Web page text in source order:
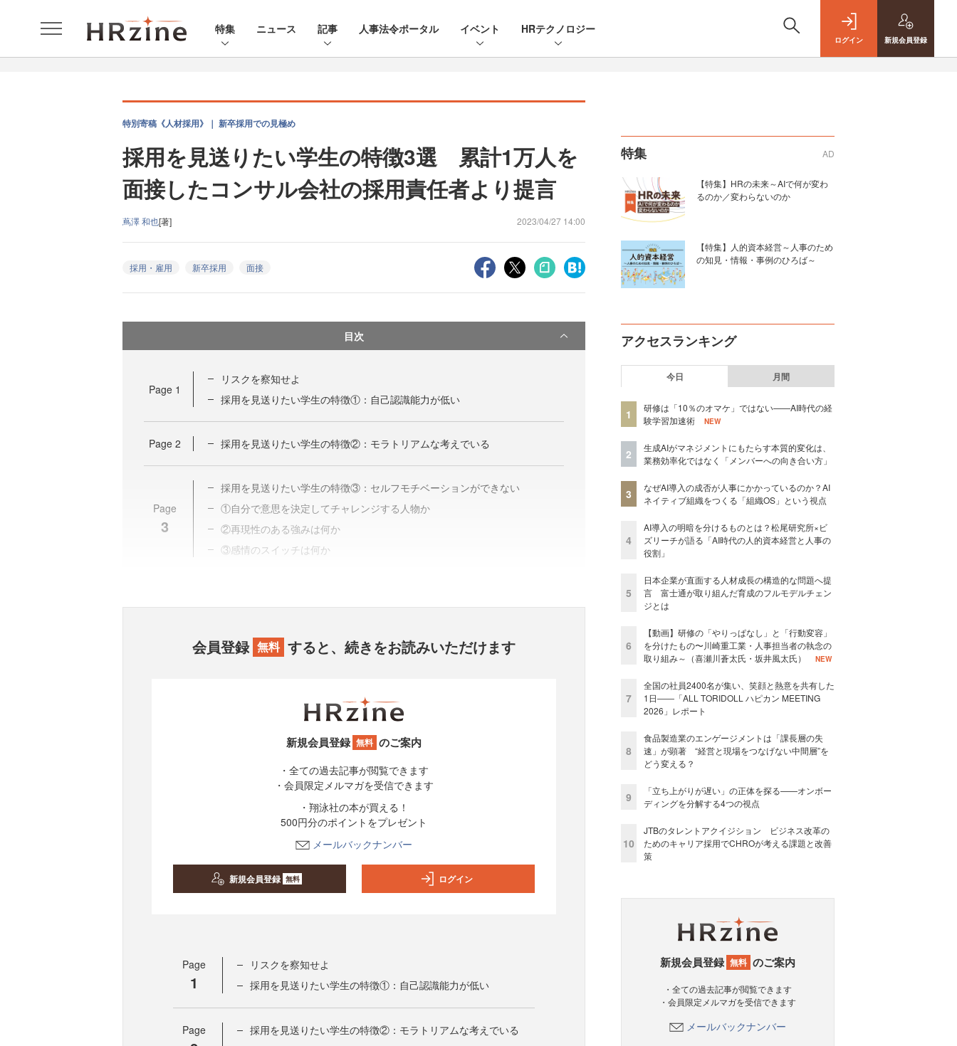
特集 ニュース 記事 人事法令ポータル イベント HRテクノロジー
ログイン 新規会員登録
特別寄稿《人材採用》｜ 新卒採用での見極め
採用を見送りたい学生の特徴3選 累計1万人を
面接したコンサル会社の採用責任者より提言
蔦澤 和也[著] 2023/04/27 14:00
採用・雇用 新卒採用 面接
目次
Page 1
リスクを察知せよ
採用を見送りたい学生の特徴①：自己認識能力が低い
Page 2 採用を見送りたい学生の特徴②：モラトリアムな考えでいる
Page
3
採用を見送りたい学生の特徴③：セルフモチベーションができない
①自分で意思を決定してチャレンジする人物か
②再現性のある強みは何か
③感情のスイッチは何か
会員登録 無料 すると、続きをお読みいただけます
新規会員登録 無料 のご案内
・全ての過去記事が閲覧できます
・会員限定メルマガを受信できます
・翔泳社の本が買える！
500円分のポイントをプレゼント
メールバックナンバー
新規会員登録 無料 ログイン
Page
1
リスクを察知せよ
採用を見送りたい学生の特徴①：自己認識能力が低い
Page 採用を見送りたい学生の特徴②：モラトリアムな考えでいる
特集 AD
【特集】HRの未来～AIで何が変わ
るのか／変わらないのか
【特集】人的資本経営～人事のため
の知見・情報・事例のひろば～
アクセスランキング
今日 月間
1
研修は「10％のオマケ」ではない——AI時代の経
験学習加速術
NEW
2
生成AIがマネジメントにもたらす本質的変化は、
業務効率化ではなく「メンバーへの向き合い方」
3
なぜAI導入の成否が人事にかかっているのか？AI
ネイティブ組織をつくる「組織OS」という視点
4
AI導入の明暗を分けるものとは？松尾研究所×ビ
ズリーチが語る「AI時代の人的資本経営と人事の
役割」
5
日本企業が直面する人材成長の構造的な問題へ提
言 富士通が取り組んだ育成のフルモデルチェン
ジとは
6
【動画】研修の「やりっぱなし」と「行動変容」
を分けたもの〜川崎重工業・人事担当者の執念の
取り組み～（喜瀬川蒼太氏・坂井風太氏）
NEW
7
全国の社員2400名が集い、笑顔と熱意を共有した
1日――「ALL TORIDOLL ハピカン MEETING
2026」レポート
8
食品製造業のエンゲージメントは「課長層の失
速」が顕著 “経営と現場をつなげない中間層”を
どう変える？
9
「立ち上がりが遅い」の正体を探る——オンボー
ディングを分解する4つの視点
10
JTBのタレントアクイジション ビジネス改革の
ためのキャリア採用でCHROが考える課題と改善
策
新規会員登録 無料 のご案内
・全ての過去記事が閲覧できます
・会員限定メルマガを受信できます
メールバックナンバー